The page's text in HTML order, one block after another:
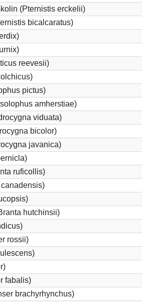
(Pternistis erckelii)
bicalcaratus)
reevesii)
pictus)
amherstiae)
viduata)
bicolor)
javanica)
ruficollis)
hutchinsii)
rossii)
fabalis)
brachyrhynchus)